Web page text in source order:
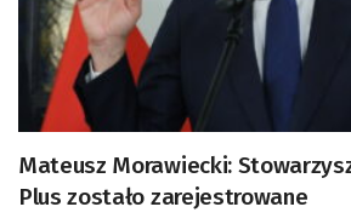
Mateusz Morawiecki:
Plus zostało zarejestrowane